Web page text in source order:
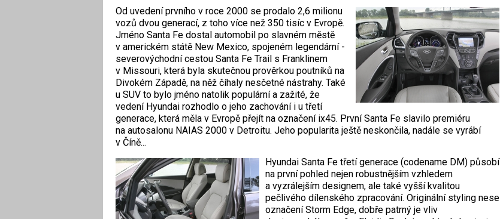
Od uve­dení prvního v roce 2000 se prodalo 2,6 milionu
vozů dvou generací, z toho více než 350 tisíc v Evropě.
Jméno Santa Fe dostal automobil po slavném městě
v americkém státě New Mexico, spojeném legendární ­
severovýchodní cestou Santa Fe Trail s Franklinem
v Missouri, která byla sku­tečnou prověrkou poutníků na
Divokém Západě, na něž číhaly nesčetné nástrahy. Také
u SUV to bylo jméno natolik populární a zažité, že
vedení Hyundai rozhodlo o jeho zachování i u třetí
generace, která měla v Evropě přejít na označení ix45. První ­Santa Fe slavilo premiéru
na autosalonu NAIAS 2000 v Detroitu. Jeho popularita ještě neskončila, nadále se vyrábí
v Číně...
Hyundai Santa Fe třetí generace (codename DM) působí
na první pohled nejen robust­nějším vzhledem
a vyzrálejším designem, ale také vyšší kvalitou
pečlivého dílenského zpracování. Originální styling nese
označení Storm Edge, dobře patrný je vliv